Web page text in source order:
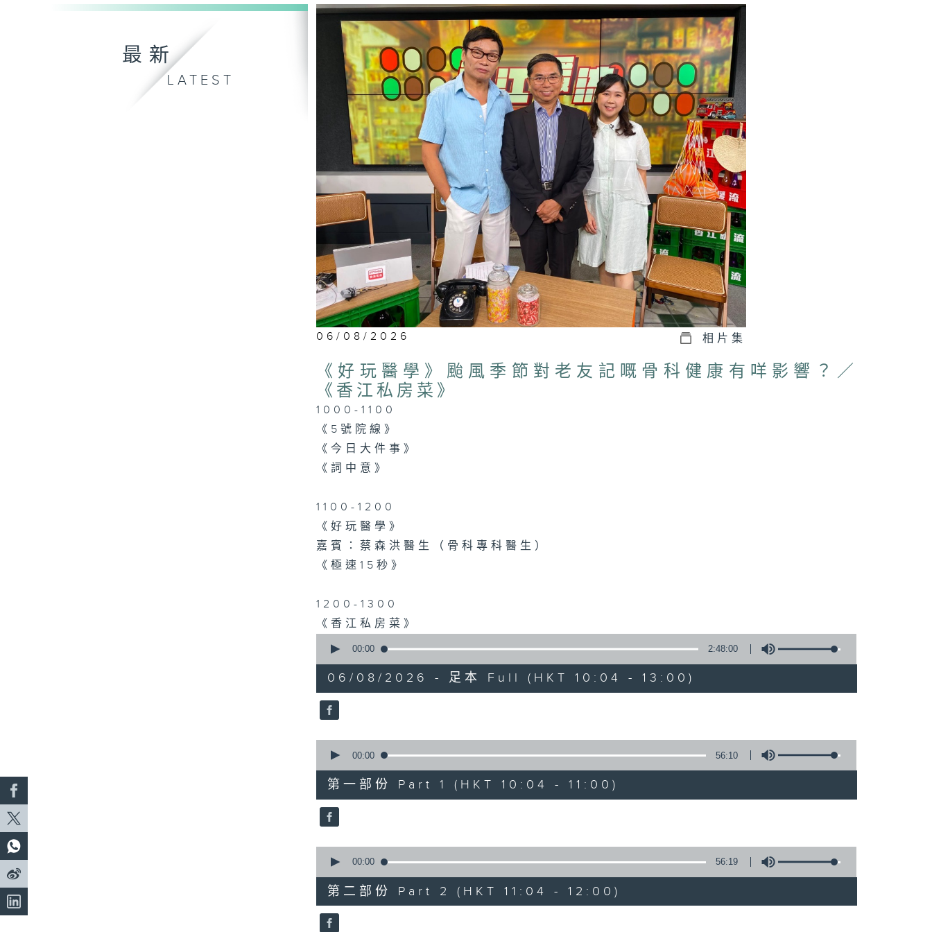
最新
LATEST
06/08/2026 相片集
《好玩醫學》颱風季節對老友記嘅骨科健康有咩影響？／
《香江私房菜》
1000-1100
《5號院線》
《今日大件事》
《詞中意》
1100-1200
《好玩醫學》
嘉賓：蔡森洪醫生（骨科專科醫生）
《極速15秒》
1200-1300
《香江私房菜》
seconds
hours,
48
minutes,
0
90%
00:00 2:48:00
06/08/2026 - 足本 Full (HKT 10:04 - 13:00)
seconds
56
minutes,
10
seconds
90%
00:00 56:10
第一部份 Part 1 (HKT 10:04 - 11:00)
seconds
56
minutes,
19
seconds
90%
00:00 56:19
第二部份 Part 2 (HKT 11:04 - 12:00)